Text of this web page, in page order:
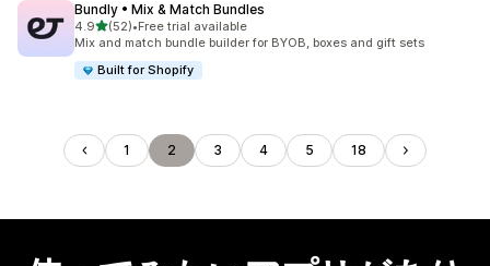
Bundly • Mix & Match Bundles
4.95つ星中
(52)
合計レビュー数：52件
•Free trial available
Mix and match bundle builder for BYOB, boxes and gift sets
Built for Shopify
1 2 3 4 5 18